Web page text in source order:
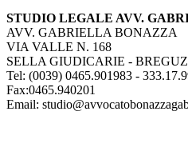
STUDIO LEGALE AVV.
AVV. GABRIELLA BONAZZA
VIA VALLE N. 168
SELLA GIUDICARIE -
Tel: (0039) 0465.901983 -
Fax:0465.940201
Email: